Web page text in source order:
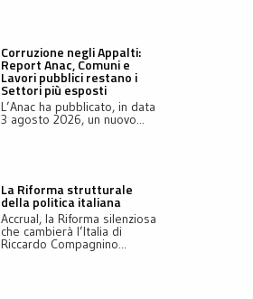
Corruzione negli Appalti:
Report Anac, Comuni e
Lavori pubblici restano i
Settori più esposti
L’Anac ha pubblicato, in data
3 agosto 2026, un nuovo...
La Riforma strutturale
della politica italiana
Accrual, la Riforma silenziosa
che cambierà l’Italia di
Riccardo Compagnino...